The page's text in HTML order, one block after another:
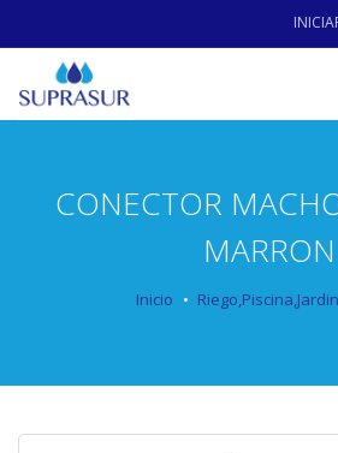
CONECTOR
MARRON
Inicio Riego,Piscina,Jardin